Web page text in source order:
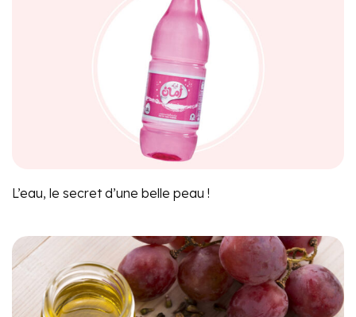
L’eau, le secret d’une belle peau !